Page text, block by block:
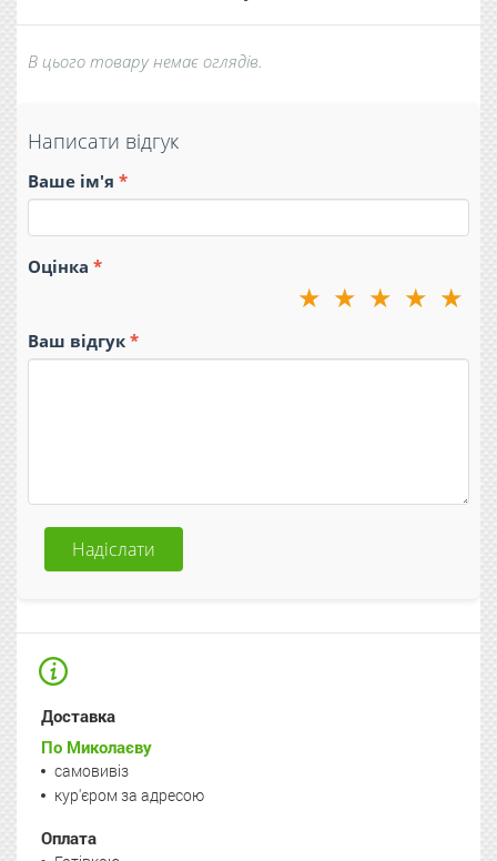
В цього товару немає оглядів.
Написати відгук
Ваше ім'я
Оцінка
★
★
★
★
★
Ваш відгук
Надіслати
Доставка
По Миколаєву
самовивіз
кур'єром за адресою
Оплата